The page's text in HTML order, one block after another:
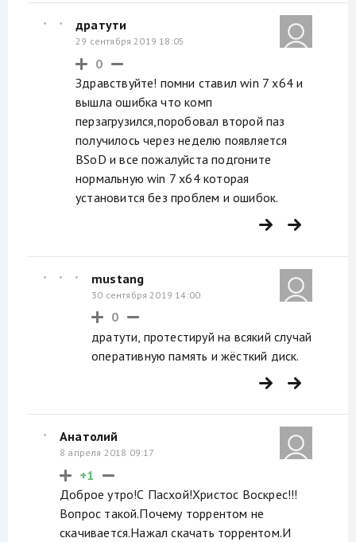
дратути
29 сентября 2019 18:05
0
Здравствуйте! помни ставил win 7 x64 и
вышла ошибка что комп
перзагрузился,поробовал второй паз
получилось через неделю появляется
BSoD и все пожалуйста подгоните
нормальную win 7 x64 которая
установится без проблем и ошибок.
mustang
30 сентября 2019 14:00
0
дратути, протестируй на всякий случай
оперативную память и жёсткий диск.
Анатолий
8 апреля 2018 09:17
+1
Доброе утро!С Пасхой!Христос Воскрес!!!
Вопрос такой.Почему торрентом не
скачивается.Нажал скачать торрентом.И